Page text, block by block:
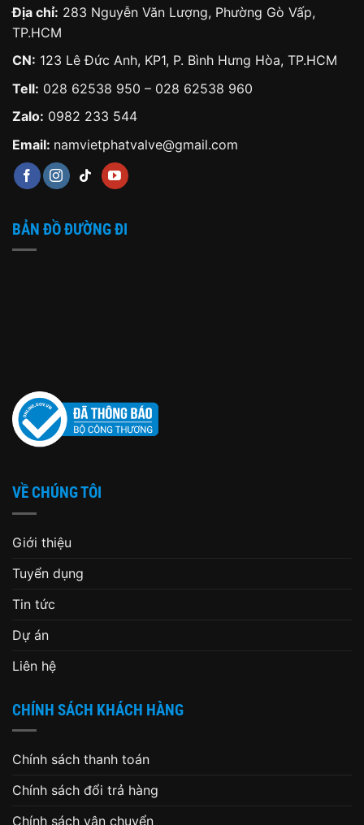
Địa chỉ: 283 Nguyễn Văn Lượng, Phường Gò Vấp,
TP.HCM
CN: 123 Lê Đức Anh, KP1, P. Bình Hưng Hòa, TP.HCM
Tell: 028 62538 950 – 028 62538 960
Zalo: 0982 233 544
Email: namvietphatvalve@gmail.com
BẢN ĐỒ ĐƯỜNG ĐI
VỀ CHÚNG TÔI
Giới thiệu
Tuyển dụng
Tin tức
Dự án
Liên hệ
CHÍNH SÁCH KHÁCH HÀNG
Chính sách thanh toán
Chính sách đổi trả hàng
Chính sách vận chuyển